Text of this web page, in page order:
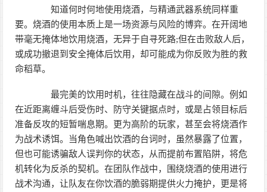
知道何时何地使用烧酒，与精通武器系统同样重
要。烧酒的使用本质上是一场资源与风险的博弈。在开阔地
带毫无掩体地饮用烧酒，无异于自寻死路;但在击败敌人后，
或成功撤退到安全掩体后饮用，却可能成为你反败为胜的救
命稻草。
最完美的饮用时机，往往隐藏在战斗的间隙。例如
在近距离缠斗后受伤时、防守关键据点时，或是占领目标后
准备反攻的短暂喘息期。更为高阶的玩家，甚至会将烧酒作
为战术诱饵。当角色喊出饮酒的台词时，虽然暴露了位置，
但也可能诱骗敌人误判你的状态，从而提前布置陷阱，将危
机转化为反杀的契机。在团队作战中，围绕烧酒的使用进行
战术沟通，让队友在你饮酒的脆弱期提供火力掩护，更是将